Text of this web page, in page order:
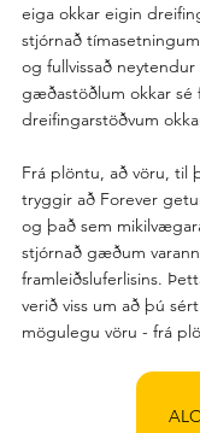
eiga okkar eigin
stjórnað
og fullvissað
gæðastöðlum okkar sé
dreifingarstöðvum
Frá plöntu, að vöru, til
tryggir að Forever
og það sem
stjórnað gæðum
framleiðsluferlisins.
verið viss um að þú
mögulegu vöru - frá